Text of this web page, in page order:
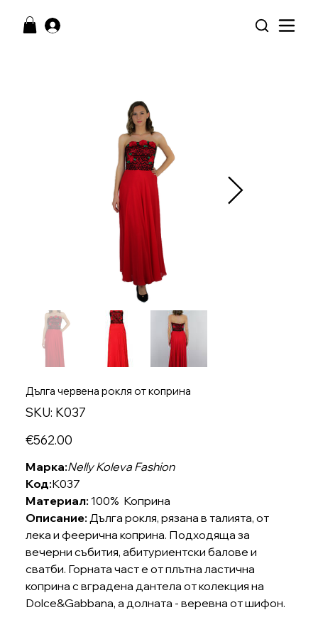
Дълга червена рокля от коприна
SKU: SKU
K037
K037
Price
€562.00
Марка:Nelly Koleva Fashion
Код:K037
Материал: 100% Коприна
Описание: Дълга рокля, рязана в талията, от
лека и феерична коприна. Подходяща за
вечерни събития, абитуриентски балове и
сватби. Горната част е от плътна ластична
коприна с вградена дантела от колекция на
Dolce&Gabbana, а долната - веревна от шифон.